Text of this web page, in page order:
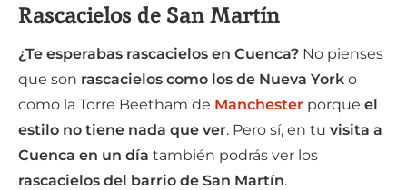
Rascacielos de San Martín
¿Te esperabas rascacielos en Cuenca? No pienses
que son rascacielos como los de Nueva York o
como la Torre Beetham de Manchester porque el
estilo no tiene nada que ver. Pero sí, en tu visita a
Cuenca en un día también podrás ver los
rascacielos del barrio de San Martín.